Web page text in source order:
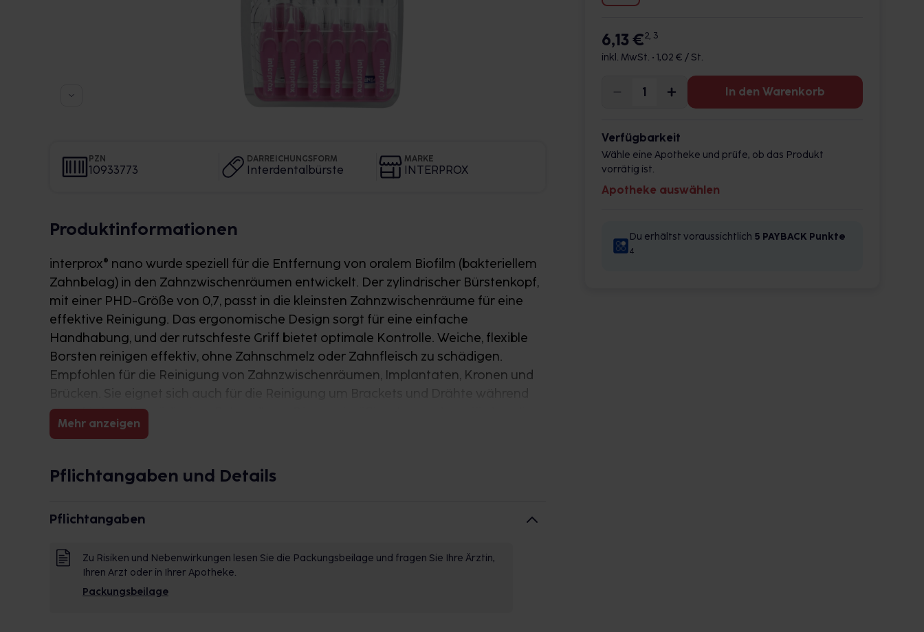
PZN
10933773
DARREICHUNGSFORM
Interdentalbürste
MARKE
INTERPROX
Produktinformationen
interprox® nano wurde speziell für die Entfernung von oralem Biofilm (bakteriellem
Zahnbelag) in den Zahnzwischenräumen entwickelt. Der zylindrischer Bürstenkopf,
mit einer PHD-Größe von 0,7, passt in die kleinsten Zahnzwischenräume für eine
effektive Reinigung. Das ergonomische Design sorgt für eine einfache
Handhabung, und der rutschfeste Griff bietet optimale Kontrolle. Weiche, flexible
Borsten reinigen effektiv, ohne Zahnschmelz oder Zahnfleisch zu schädigen.
Empfohlen für die Reinigung von Zahnzwischenräumen, Implantaten, Kronen und
Brücken. Sie eignet sich auch für die Reinigung um Brackets und Drähte während
einer kieferorthopädischen Behandlung. Die regelmäßige Anwendung fördert die
Mundgesundheit und -frische. Mit interprox® nano erreichen Sie eine
gesunde Zähne.
Mehr anzeigen
Pflichtangaben und Details
Pflichtangaben
Zu Risiken und Nebenwirkungen lesen Sie die Packungsbeilage und fragen Sie Ihre Ärztin,
Ihren Arzt oder in Ihrer Apotheke.
Packungsbeilage
6,13 €2, 3
inkl. MwSt. • 1,02 € / St.
In den Warenkorb
Verfügbarkeit
Wähle eine Apotheke und prüfe, ob das Produkt
vorrätig ist.
Apotheke auswählen
Du erhältst voraussichtlich 5 PAYBACK Punkte
4